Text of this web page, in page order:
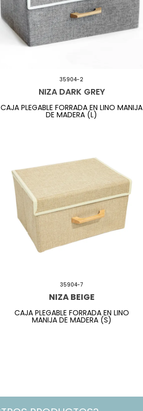
35904-2
NIZA DARK GREY
CAJA PLEGABLE FORRADA EN LINO MANIJA
DE MADERA (L)
35904-7
NIZA BEIGE
CAJA PLEGABLE FORRADA EN LINO
MANIJA DE MADERA (S)